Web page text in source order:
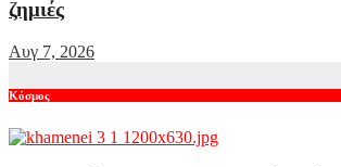
ζημιές
Αυγ 7, 2026
Κόσμος